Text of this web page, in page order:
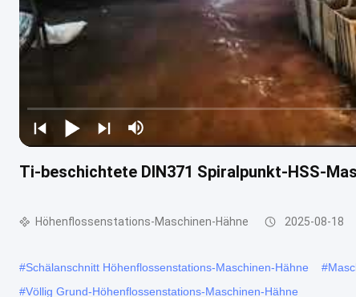
Ti-beschichtete DIN371 Spiralpunkt-HSS-
Höhenflossenstations-Maschinen-Hähne 2025-08-18
#Schälanschnitt Höhenflossenstations-Maschinen-Hähne #
#Völlig Grund-Höhenflossenstations-Maschinen-Hähne